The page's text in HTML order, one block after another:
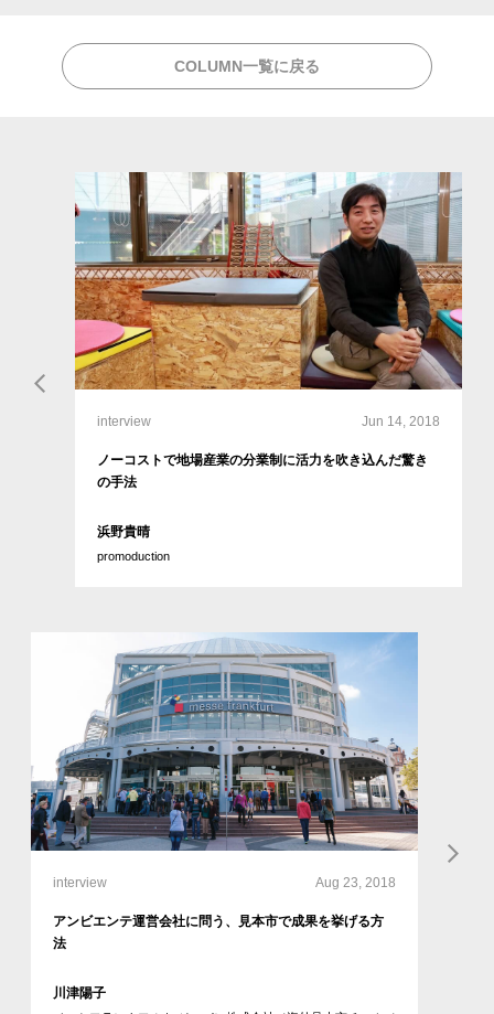
COLUMN一覧に戻る
interview Jun 14, 2018
ノーコストで地場産業の分業制に活力を吹き込んだ驚き
の手法
浜野貴晴
promoduction
interview Aug 23, 2018
アンビエンテ運営会社に問う、見本市で成果を挙げる方
法
川津陽子